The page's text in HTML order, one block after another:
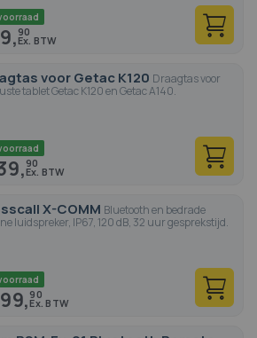
90
voor Getac K120 Draagtas voor
tablet Getac K120 en Getac A140.
90
X-COMM Bluetooth en bedrade
luidspreker, IP67, 120 dB, 32 uur gesprekstijd.
90